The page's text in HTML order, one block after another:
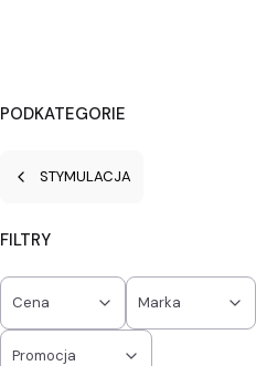
PODKATEGORIE
STYMULACJA
FILTRY
Cena Marka
Promocja